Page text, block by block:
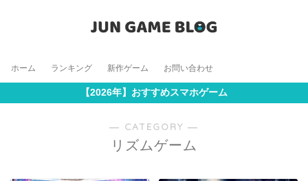
ホーム ランキング 新作ゲーム お問い合わせ
【2026年】おすすめスマホゲーム
― CATEGORY ―
リズムゲーム